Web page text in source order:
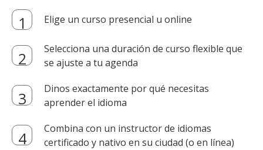
Elige un curso presencial u online
Selecciona una duración de curso flexible que
se ajuste a tu agenda
Dinos exactamente por qué necesitas
aprender el idioma
Combina con un instructor de idiomas
certificado y nativo en su ciudad (o en línea)